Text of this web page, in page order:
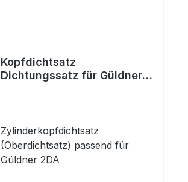
Kopfdichtsatz
Dichtungssatz für Güldner
Zylinderkopfdichtsatz
(Oberdichtsatz) passend für
Güldner 2DA